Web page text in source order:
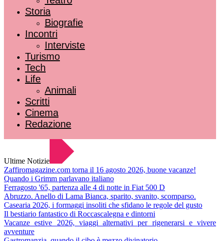
Storia
Biografie
Incontri
Interviste
Turismo
Tech
Life
Animali
Scritti
Cinema
Redazione
Ultime Notizie
Zaffiromagazine.com torna il 16 agosto 2026, buone vacanze!
Quando i Grimm parlavano italiano
Ferragosto '65, partenza alle 4 di notte in Fiat 500 D
Abruzzo. Anello di Lama Bianca, sparito, svanito, scomparso.
Casearia 2026, i formaggi insoliti che sfidano le regole del gusto
Il bestiario fantastico di Roccascalegna e dintorni
Vacanze estive 2026, viaggi alternativi per rigenerarsi e vivere
avventure